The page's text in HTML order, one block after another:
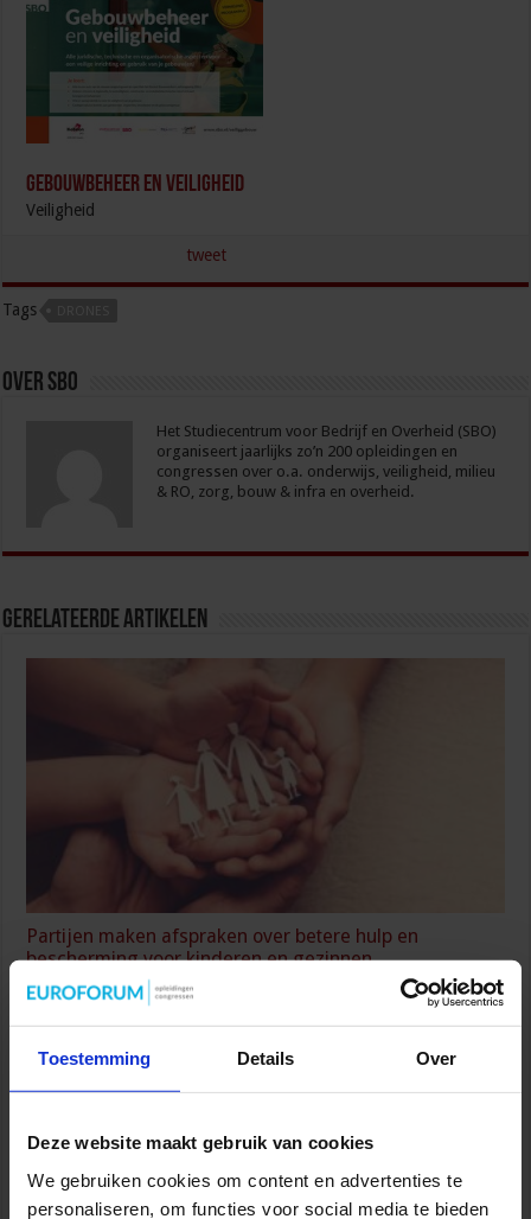
Toestemming Details Over
Deze website maakt gebruik van cookies
We gebruiken cookies om content en advertenties te
personaliseren, om functies voor social media te bieden
Gebouwbeheer en veiligheid
Veiligheid
tweet
Tags
Over sbo
Het Studiecentrum voor Bedrijf en Overheid (SBO)
organiseert jaarlijks zo’n 200 opleidingen en
congressen over o.a. onderwijs, veiligheid, milieu
& RO, zorg, bouw & infra en overheid.
Gerelateerde Artikelen
Partijen maken afspraken over betere hulp en
bescherming voor kinderen en gezinnen
9 juli 2026